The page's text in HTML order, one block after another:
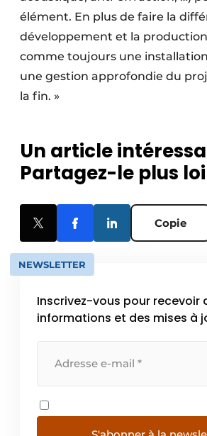
élément. En plus de faire la
développement et la
comme toujours une
une gestion approfondie du
la fin. »
Un article
Partagez-le plus
Copie
NEWSLETTER
Inscrivez-vous pour recevoir
informations et des mises à